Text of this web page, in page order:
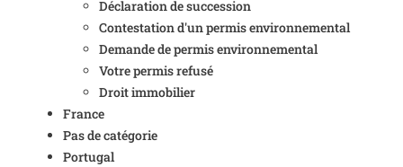
Déclaration de succession
Contestation d'un permis environnemental
Demande de permis environnemental
Votre permis refusé
Droit immobilier
France
Pas de catégorie
Portugal